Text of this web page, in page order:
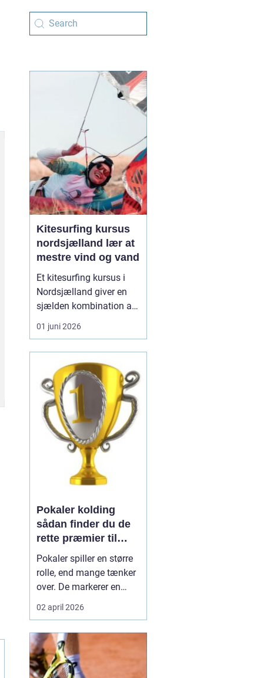
Kitesurfing kursus
nordsjælland lær at
mestre vind og vand
Et kitesurfing kursus i
Nordsjælland giver en
sjælden kombination af
trygge forhold, dygtige
instruktører og nogle af
kyststrækninger.
Nordsjælland byder på
lavt vand, stabile vinde
og gode
adgangsforhold, som
tilsammen gør området
01 juni 2026
Pokaler kolding
sådan finder du de
rette præmier til
enhver begivenhed
Pokaler spiller en større
rolle, end mange tænker
over. De markerer en
milepæl, samler
fællesskabet og skaber
hylden i mange år. I og
omkring Kolding er der et
stort behov for præmier
02 april 2026